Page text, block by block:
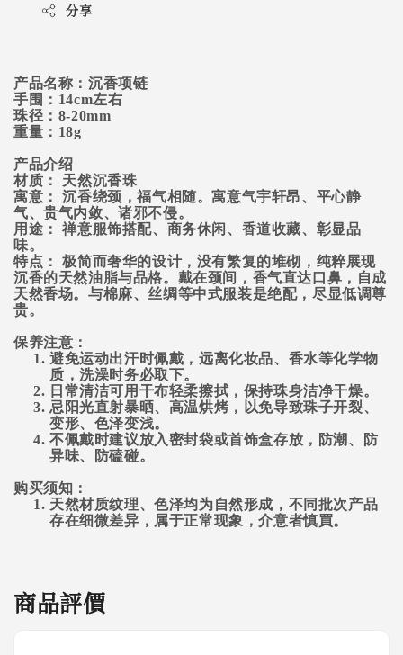
分享
产品名称： 沉香项链
手围：14cm左右
珠径：8-20mm
重量：18g
产品介绍
材质：
天然沉香珠
寓意：
沉香绕颈，福气相随。寓意气宇轩昂、平心静
气、贵气内敛、诸邪不侵。
用途：
禅意服饰搭配、商务休闲、香道收藏、彰显品
味。
特点：
极简而奢华的设计，没有繁复的堆砌，纯粹展现
沉香的天然油脂与品格。戴在颈间，香气直达口鼻，自成
天然香场。与棉麻、丝绸等中式服装是绝配，尽显低调尊
贵。
保养注意：
避免运动出汗时佩戴，远离化妆品、香水等化学物
质，洗澡时务必取下。
日常清洁可用干布轻柔擦拭，保持珠身洁净干燥。
忌阳光直射暴晒、高温烘烤，以免导致珠子开裂、
变形、色泽变浅。
不佩戴时建议放入密封袋或首饰盒存放，防潮、防
异味、防磕碰。
购买须知：
天然材质纹理、色泽均为自然形成，不同批次产品
存在细微差异，属于正常现象，介意者慎買。
商品評價